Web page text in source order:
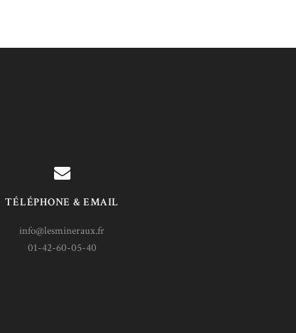
TÉLÉPHONE & EMAIL
info@lesmineraux.fr
01-42-60-05-40